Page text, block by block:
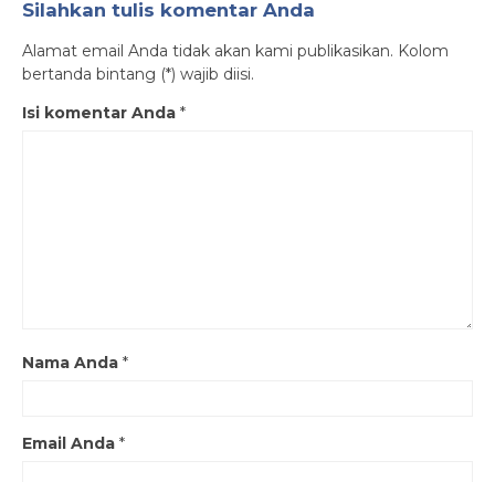
Silahkan tulis komentar Anda
Alamat email Anda tidak akan kami publikasikan. Kolom
bertanda bintang (*) wajib diisi.
Isi komentar Anda *
Nama Anda *
Email Anda *